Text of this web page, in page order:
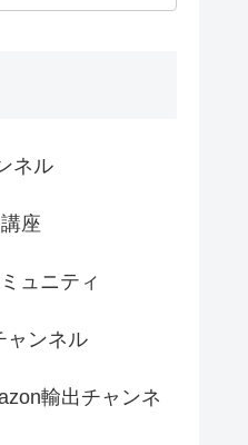
ネル
座
ュニティ
ャンネル
輸出チャンネ